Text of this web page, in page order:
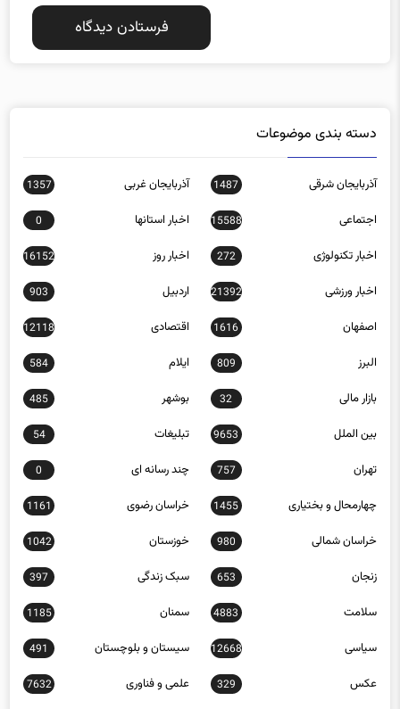
دسته بندی موضوعات
آذربایجان شرقی 1487 آذربایجان غربی 1357
اجتماعی 15588 اخبار استانها 0
اخبار تکنولوژی 272 اخبار روز 16152
اخبار ورزشی 21392 اردبیل 903
اصفهان 1616 اقتصادی 12118
البرز 809 ایلام 584
بازار مالی 32 بوشهر 485
بین الملل 9653 تبلیغات 54
تهران 757 چند رسانه ای 0
چهارمحال و بختیاری 1455 خراسان رضوی 1161
خراسان شمالی 980 خوزستان 1042
زنجان 653 سبک زندگی 397
سلامت 4883 سمنان 1185
سیاسی 12668 سیستان و بلوچستان 491
عکس 329 علمی و فناوری 7632